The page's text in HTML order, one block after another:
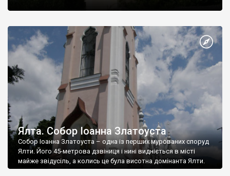
Ялта. Собор Іоанна Златоуста
Собор Іоанна Златоуста – одна із перших мурованих споруд
Ялти. Його 45-метрова дзвіниця і нині видніється в місті
майже звідусіль, а колись це була висотна домінанта Ялти.